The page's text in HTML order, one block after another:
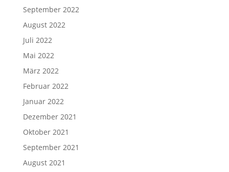
September 2022
August 2022
Juli 2022
Mai 2022
März 2022
Februar 2022
Januar 2022
Dezember 2021
Oktober 2021
September 2021
August 2021